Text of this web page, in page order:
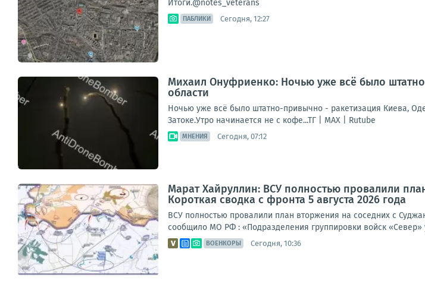
Итоги.@notes_veterans
ПАБЛИКИ Сегодня, 12:27
Михаил Онуфриенко: Ночью уже всё было
области
Ночью уже всё было штатно-привычно - ракетизация Киева,
Затоке.Утро начинается не с кофе...ТГ | МАХ | Rutube
МНЕНИЯ Сегодня, 07:12
Марат Хайруллин: ВСУ полностью провалили
Короткая сводка с фронта 5 августа 2026 года
ВСУ полностью провалили план вторжения на соседних с
сообщило МО РФ : «Подразделения группировки войск «Север»
ВОЕНКОРЫ Сегодня, 10:36